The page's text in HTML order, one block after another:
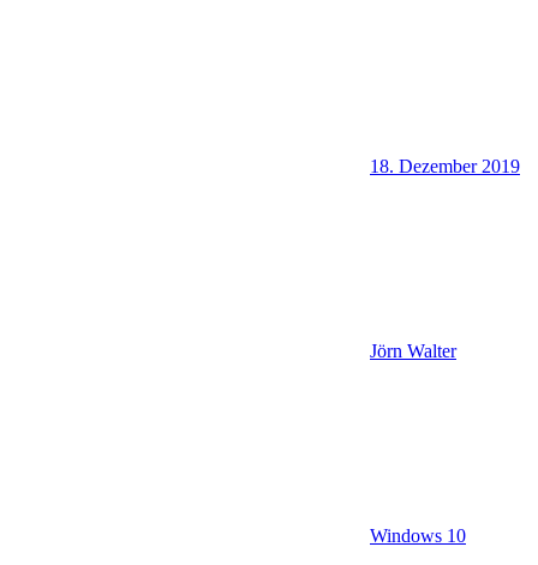
18. Dezember 2019
Jörn Walter
Windows 10